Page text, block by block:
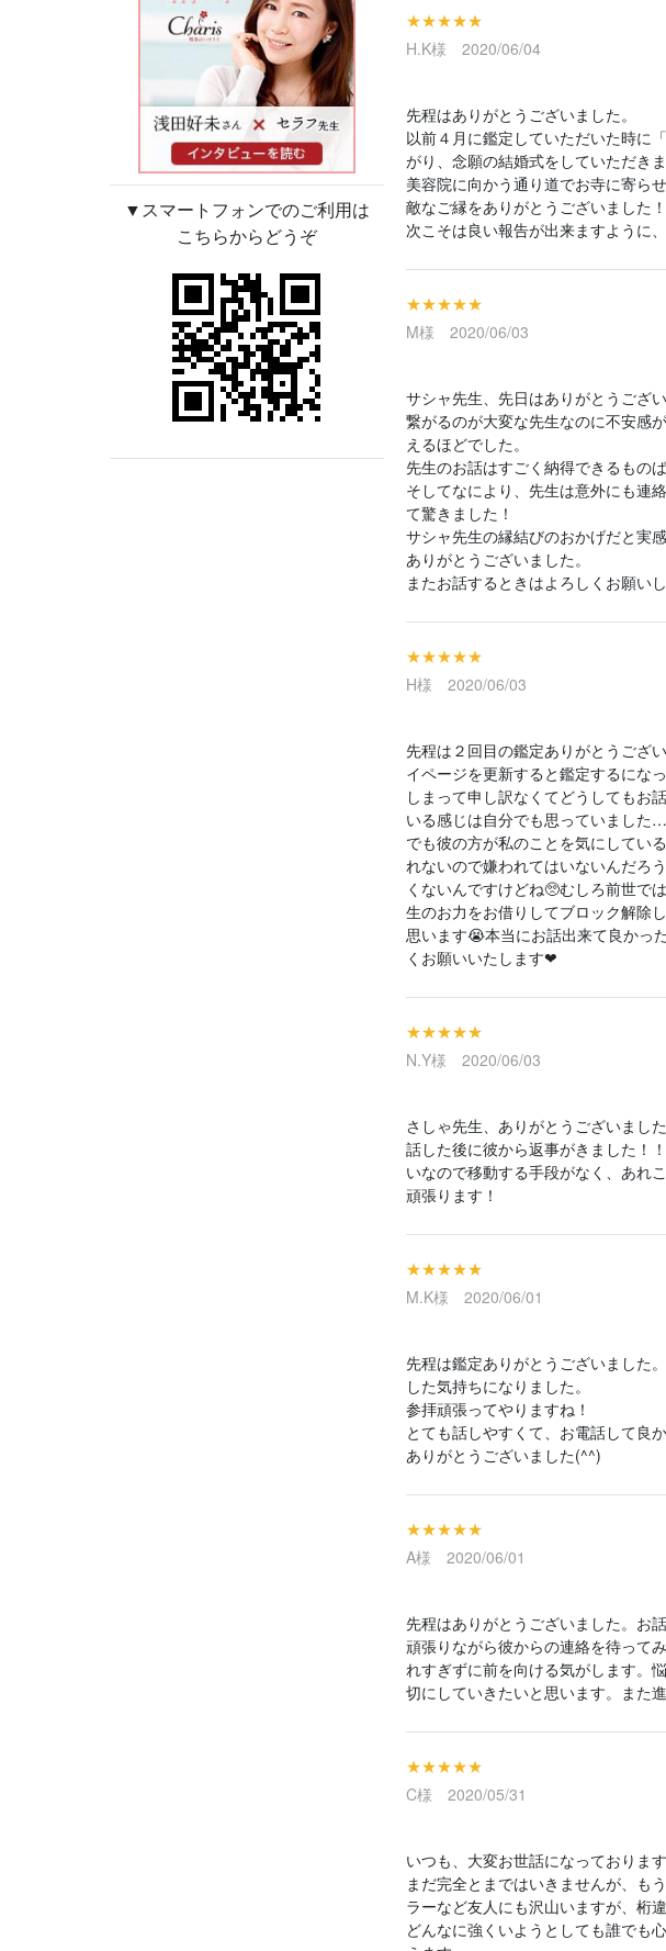
▼スマートフォンでのご利用は
こちらからどうぞ
★★★★★
H.K様 2020/06/04
先程はありがとうございました。
以前４月に鑑定していただいた時に
がり、念願の結婚式をしていただきま
美容院に向かう通り道でお寺に寄ら
敵なご縁をありがとうございました！
次こそは良い報告が出来ますように
★★★★★
M様 2020/06/03
サシャ先生、先日はありがとうござい
繋がるのが大変な先生なのに不安感
えるほどでした。
先生のお話はすごく納得できるもの
そしてなにより、先生は意外にも連
て驚きました！
サシャ先生の縁結びのおかげだと実感
ありがとうございました。
またお話するときはよろしくお願いし
★★★★★
H様 2020/06/03
先程は２回目の鑑定ありがとうござ
イページを更新すると鑑定するにな
しまって申し訳なくてどうしてもお
いる感じは自分でも思っていました
でも彼の方が私のことを気にしてい
れないので嫌われてはいないんだろ
くないんですけどね🥺むしろ前世で
生のお力をお借りしてブロック解除
思います😭本当にお話出来て良かっ
くお願いいたします❤
★★★★★
N.Y様 2020/06/03
さしゃ先生、ありがとうございまし
話した後に彼から返事がきました！
いなので移動する手段がなく、あれ
頑張ります！
★★★★★
M.K様 2020/06/01
先程は鑑定ありがとうございました
した気持ちになりました。
参拝頑張ってやりますね！
とても話しやすくて、お電話して良
ありがとうございました(^^)
★★★★★
A様 2020/06/01
先程はありがとうございました。お
頑張りながら彼からの連絡を待って
れすぎずに前を向ける気がします。
切にしていきたいと思います。また
★★★★★
C様 2020/05/31
いつも、大変お世話になっておりま
まだ完全とまではいきませんが、も
ラーなど友人にも沢山いますが、桁
どんなに強くいようとしても誰でも